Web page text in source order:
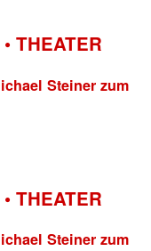
THEATER
Steiner zum
THEATER
Steiner zum